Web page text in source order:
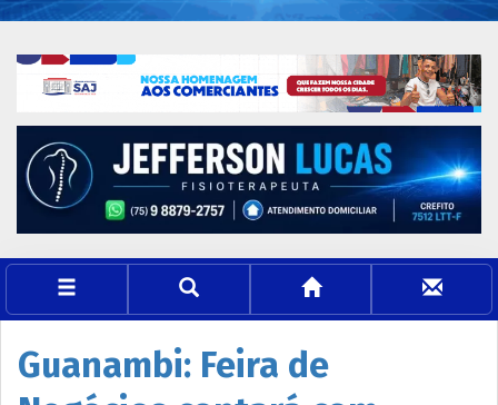
Guanambi: Feira de